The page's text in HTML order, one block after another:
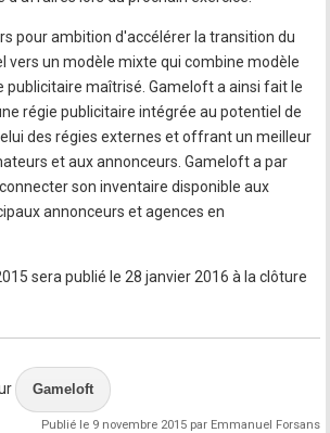
pour ambition d'accélérer la transition du
vers un modèle mixte qui combine modèle
publicitaire maîtrisé. Gameloft a ainsi fait le
régie publicitaire intégrée au potentiel de
des régies externes et offrant un meilleur
et aux annonceurs. Gameloft a par
son inventaire disponible aux
annonceurs et agences en
sera publié le 28 janvier 2016 à la clôture
Gameloft
Publié le 9 novembre 2015 par Emmanuel Forsans